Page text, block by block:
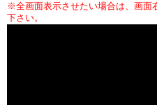
※全画面表示させたい場合は、画面
下さい。